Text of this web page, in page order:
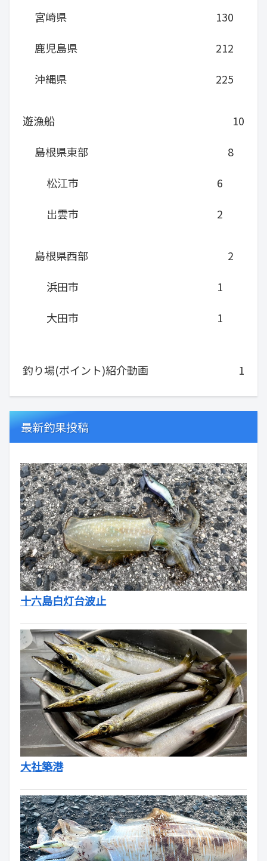
宮崎県
130
鹿児島県
212
沖縄県
225
遊漁船
10
島根県東部
8
松江市
6
出雲市
2
島根県西部
2
浜田市
1
大田市
1
釣り場(ポイント)紹介動画 1
最新釣果投稿
十六島白灯台波止
大社築港